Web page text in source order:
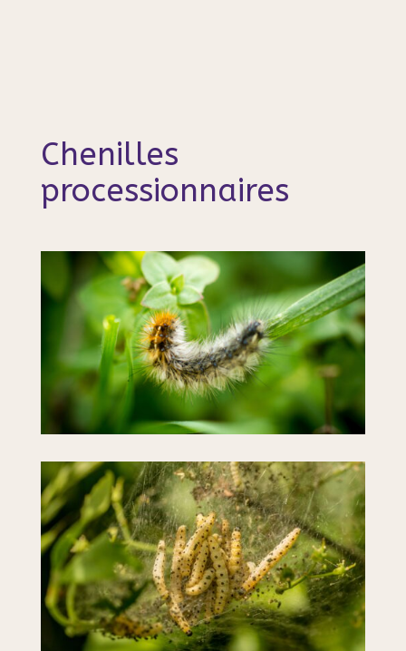
Chenilles
processionnaires